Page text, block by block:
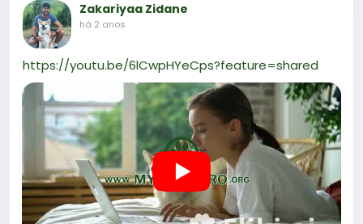
Zakariyaa Zidane
há 2 anos
https://youtu.be/6lCwpHYeCps?feature=shared